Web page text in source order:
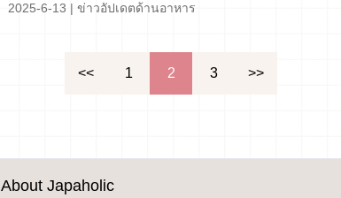
2025-6-13 | ข่าวอัปเดตด้านอาหาร
<< 1 2 3 >>
About Japaholic